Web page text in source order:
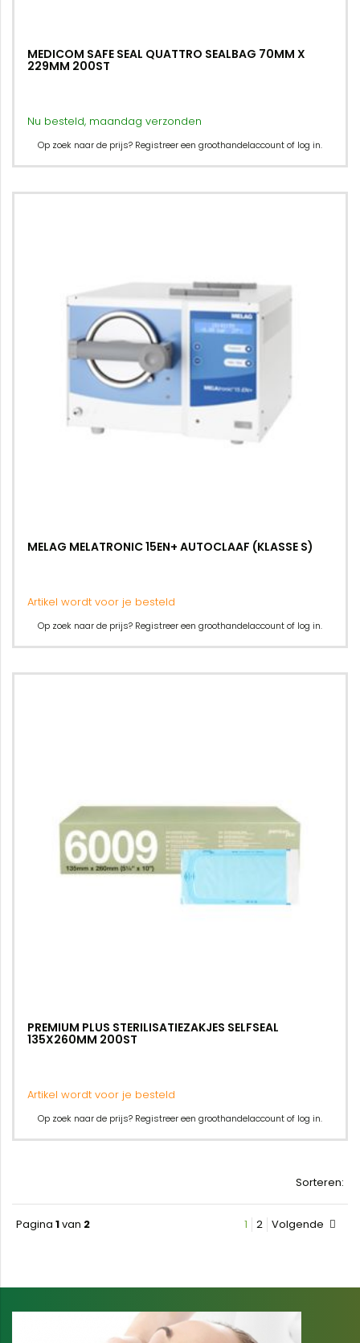
MEDICOM SAFE SEAL QUATTRO SEALBAG 70MM X
229MM 200ST
Nu besteld, maandag verzonden
Op zoek naar de prijs? Registreer een groothandelaccount of log in.
MELAG MELATRONIC 15EN+ AUTOCLAAF (KLASSE S)
Artikel wordt voor je besteld
Op zoek naar de prijs? Registreer een groothandelaccount of log in.
PREMIUM PLUS STERILISATIEZAKJES SELFSEAL
135X260MM 200ST
Artikel wordt voor je besteld
Op zoek naar de prijs? Registreer een groothandelaccount of log in.
Sorteren:
Pagina 1van 2 1 2 Volgende